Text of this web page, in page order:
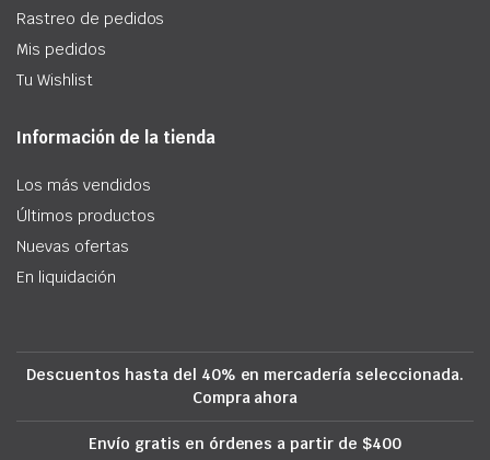
Rastreo de pedidos
Mis pedidos
Tu Wishlist
Información de la tienda
Los más vendidos
Últimos productos
Nuevas ofertas
En liquidación
Descuentos hasta del 40% en mercadería seleccionada.
Compra ahora
Envío gratis en órdenes a partir de $400